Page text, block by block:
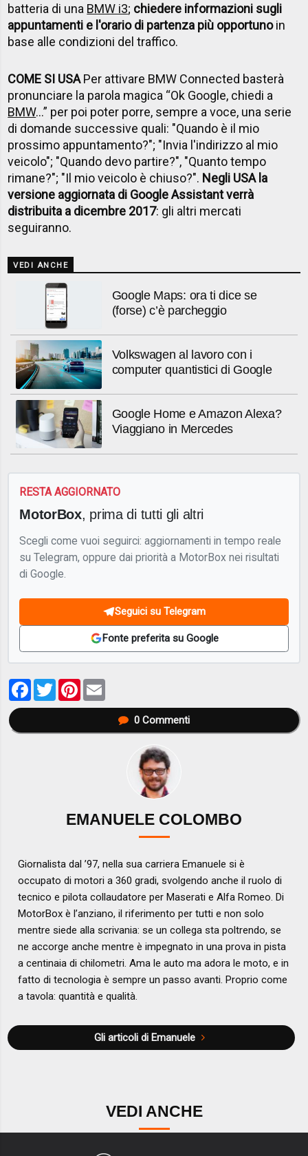
batteria di una BMW i3; chiedere informazioni sugli
appuntamenti e l'orario di partenza più opportunoin
base alle condizioni del traffico.
COME SI USAPer attivare BMW Connected basterà
pronunciare la parola magica “Ok Google, chiedi a
BMW...” per poi poter porre, sempre a voce, una serie
di domande successive quali: "Quando è il mio
prossimo appuntamento?"; "Invia l'indirizzo al mio
veicolo"; "Quando devo partire?", "Quanto tempo
rimane?"; "Il mio veicolo è chiuso?". Negli USA la
versione aggiornata di Google Assistant verrà
distribuita a dicembre 2017: gli altri mercati
seguiranno.
VEDI ANCHE
Google Maps: ora ti dice se
(forse) c’è parcheggio
Volkswagen al lavoro con i
computer quantistici di Google
Google Home e Amazon Alexa?
Viaggiano in Mercedes
RESTA AGGIORNATO
MotorBox, prima di tutti gli altri
Scegli come vuoi seguirci: aggiornamenti in tempo reale
su Telegram, oppure dai priorità a MotorBox nei risultati
di Google.
Seguici su Telegram
Fonte preferita su Google
Facebook
TwitterPinterest
0Commenti
EMANUELE COLOMBO
Giornalista dal ’97, nella sua carriera Emanuele si è
occupato di motori a 360 gradi, svolgendo anche il ruolo di
tecnico e pilota collaudatore per Maserati e Alfa Romeo. Di
MotorBox è l’anziano, il riferimento per tutti e non solo
mentre siede alla scrivania: se un collega sta poltrendo, se
ne accorge anche mentre è impegnato in una prova in pista
a centinaia di chilometri. Ama le auto ma adora le moto, e in
fatto di tecnologia è sempre un passo avanti. Proprio come
a tavola: quantità e qualità.
Gli articoli di Emanuele
VEDI ANCHE